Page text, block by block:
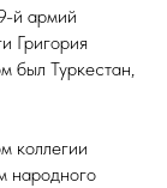
й армий
Григория
был Туркестан,
коллегии
народного